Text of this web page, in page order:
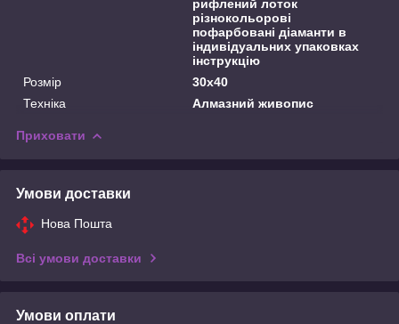
рифлений лоток
різнокольорові
пофарбовані діаманти в
індивідуальних упаковках
інструкцію
Розмір
30х40
Техніка
Алмазний живопис
Приховати
Умови доставки
Нова Пошта
Всі умови доставки
Умови оплати